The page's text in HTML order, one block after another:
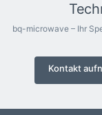
bq-microwave – Ihr
Kontakt